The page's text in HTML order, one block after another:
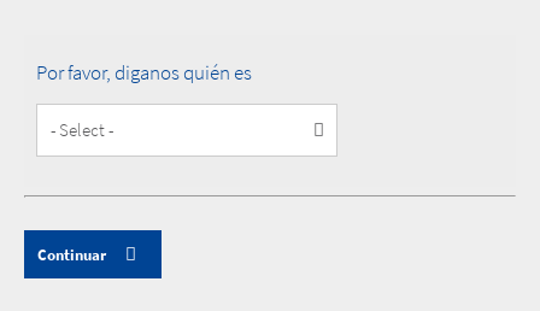
Por favor, diganos quién es
Type